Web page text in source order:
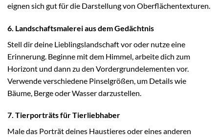
eignen sich gut für die Darstellung von Oberflächentexturen.
6. Landschaftsmalerei aus dem Gedächtnis
Stell dir deine Lieblingslandschaft vor oder nutze eine
Erinnerung. Beginne mit dem Himmel, arbeite dich zum
Horizont und dann zu den Vordergrundelementen vor.
Verwende verschiedene Pinselgrößen, um Details wie
Bäume, Berge oder Wasser darzustellen.
7. Tierporträts für Tierliebhaber
Male das Porträt deines Haustieres oder eines anderen